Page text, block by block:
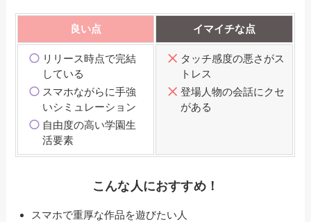
良い点 イマイチな点
リリース時点で完結
している
スマホながらに手強
いシミュレーション
自由度の高い学園生
活要素
タッチ感度の悪さがス
トレス
登場人物の会話にクセ
がある
こんな人におすすめ！
スマホで重厚な作品を遊びたい人